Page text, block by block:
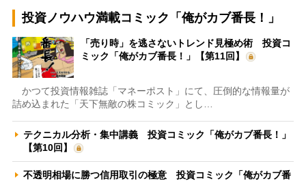
投資ノウハウ満載コミック「俺がカブ番長！」
「売り時」を逃さないトレンド見極め術 投資コ
ミック「俺がカブ番長！」【第11回】
かつて投資情報雑誌「マネーポスト」にて、圧倒的な情報量が
詰め込まれた「天下無敵の株コミック」とし…
テクニカル分析・集中講義 投資コミック「俺がカブ番長！」
【第10回】
不透明相場に勝つ信用取引の極意 投資コミック「俺がカブ番